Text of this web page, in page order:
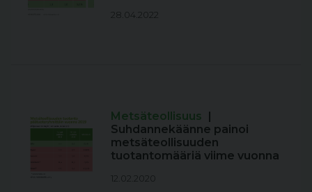
28.04.2022
Metsäteollisuus |
Suhdannekäänne painoi
metsäteollisuuden
tuotantomääriä viime vuonna
12.02.2020